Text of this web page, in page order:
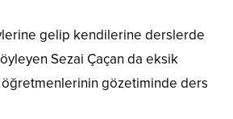
gelip kendilerine derslerde
Sezai Çaçan da eksik
öğretmenlerinin gözetiminde ders